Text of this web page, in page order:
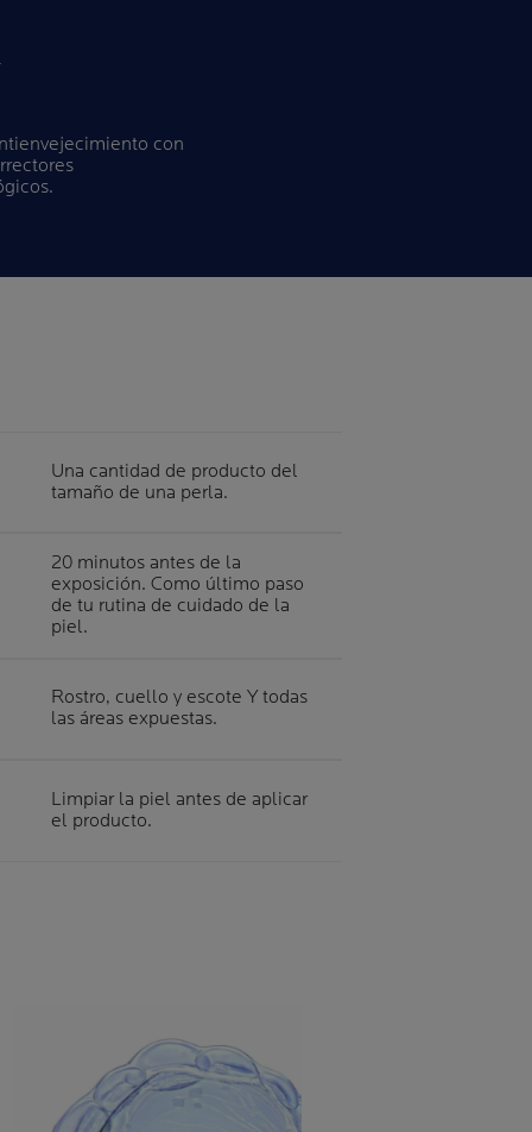
con
Una cantidad de producto del
tamaño de una perla.
20 minutos antes de la
exposición. Como último paso
de tu rutina de cuidado de la
piel.
Rostro, cuello y escote Y todas
las áreas expuestas.
Limpiar la piel antes de aplicar
el producto.